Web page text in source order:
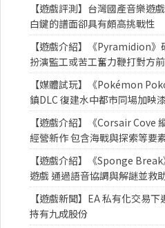
【遊戲評測】台灣國產音樂遊
白鍵的譜面卻具有頗高挑戰性
【遊戲介紹】《Pyramidion
扮演監工或苦工奮力鞭打對方
【媒體試玩】《Pokémon
鎮DLC 復建水中都市同場加映
【遊戲介紹】《Corsair Cove
經營新作 包含海戰與探索等要
【遊戲介紹】《Sponge
遊戲 通過語音協調與解謎並救
【遊戲新聞】EA 私有化交易
持有九成股份